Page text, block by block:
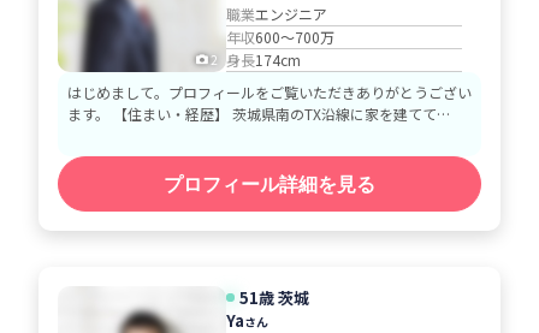
2
職業エンジニア
年収600～700万
身長174cm
はじめまして。プロフィールをご覧いただきありがとうござい
ます。 【住まい・経歴】 茨城県南のTX沿線に家を建てて…
プロフィール詳細を見る
51歳 茨城
Yaさん